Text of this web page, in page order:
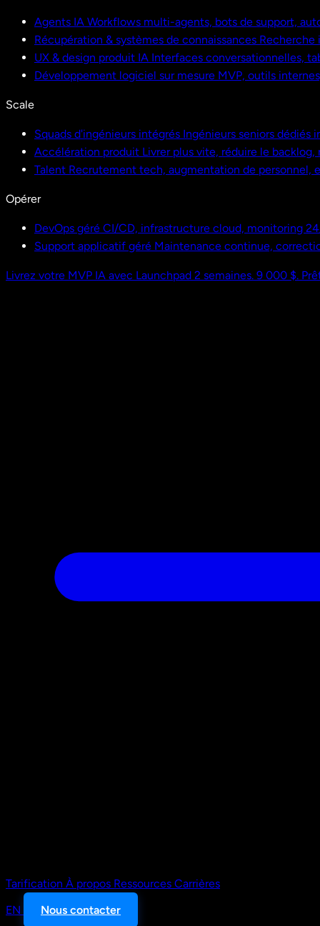
Agents IA Workflows multi-agents, bots de support,
Récupération & systèmes de connaissances Recherche
UX & design produit IA Interfaces conversationnelles,
Développement logiciel sur mesure MVP, outils
Scale
Squads d'ingénieurs intégrés Ingénieurs seniors dédiés
Accélération produit Livrer plus vite, réduire le
Talent Recrutement tech, augmentation de personnel,
Opérer
DevOps géré CI/CD, infrastructure cloud, monitoring
Support applicatif géré Maintenance continue,
Livrez votre MVP IA avec Launchpad 2 semaines. 9 000 $.
Tarification À propos Ressources Carrières
EN
Nous contacter